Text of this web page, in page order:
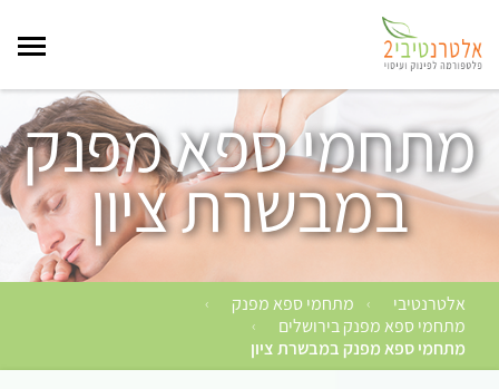
מתחמי ספא מפנק
במבשרת ציון
אלטרנטיבי › מתחמי ספא מפנק ›
מתחמי ספא מפנק בירושלים ›
מתחמי ספא מפנק במבשרת ציון